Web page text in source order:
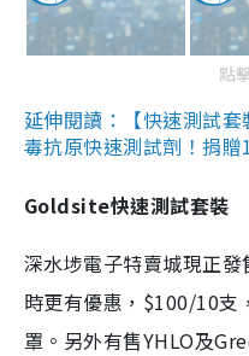
點
延伸閱讀：【快速測試
毒抗原快速測試劑！捐
Goldsite快速測試套裝
深水埗電子特賣城現正
時更有優惠，$100/10支
罩。另外有售YHLO及